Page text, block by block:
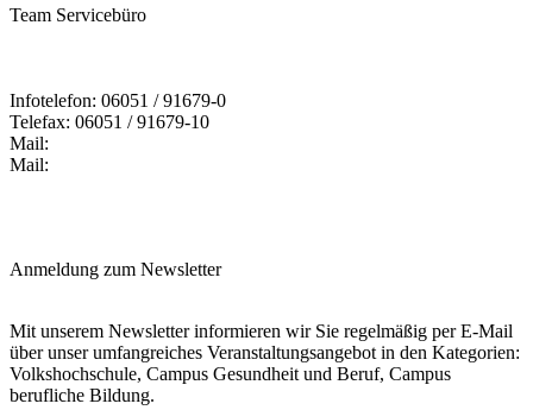
Team Servicebüro
Infotelefon: 06051 / 91679-0
Telefax: 06051 / 91679-10
Mail:
Mail:
Anmeldung zum Newsletter
Mit unserem Newsletter informieren wir Sie regelmäßig per E-Mail
über unser umfangreiches Veranstaltungsangebot in den Kategorien:
Volkshochschule, Campus Gesundheit und Beruf, Campus
berufliche Bildung.